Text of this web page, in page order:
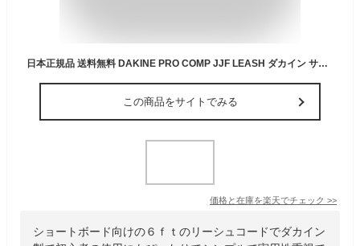
日本正規品 送料無料 DAKINE PRO COMP JJF LEASH ダカイン サーフィン リーシュコード 6FT コンプ ショートボード 6
この商品をサイトでみる
価格と在庫を楽天でチェック >>
ショートボード向けの６ｆｔのリーシュコードでダカイン